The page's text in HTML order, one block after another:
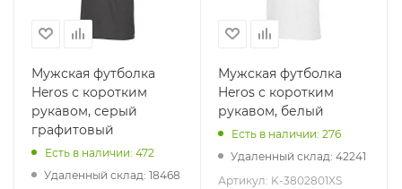
Мужская футболка
Heros с коротким
рукавом, серый
графитовый
Есть в наличии: 472
Удаленный склад: 18468
Мужская футболка
Heros с коротким
рукавом, белый
Есть в наличии: 276
Удаленный склад: 42241
Артикул: K-3802801XS